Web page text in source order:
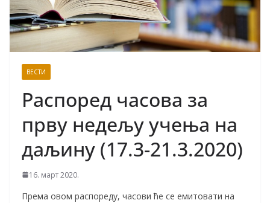
ВЕСТИ
Распоред часова за
прву недељу учења на
даљину (17.3-21.3.2020)
16. март 2020.
Према овом распореду, часови ће се емитовати на